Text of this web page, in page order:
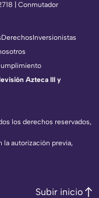
| Conmutador
los derechos reservados,
la autorización previa,
DerechosInversionistas
Azteca III y
Subir inicio